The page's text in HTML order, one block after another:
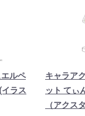
ルペ
ラス
キャラア
ット てぃ
（アクスタ